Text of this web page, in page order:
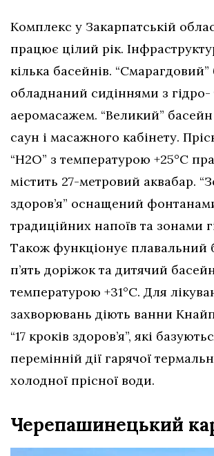
Комплекс у Закарпатській
працює цілий рік.
кілька басейнів.
обладнаний сидіннями з гідро-
аеромасажем. “Великий”
саун і масажного кабінету.
“H2O” з температурою +25°C
містить 27-метровий аквабар.
здоров’я” оснащений
традиційних напоїв та зонами
Також функціонує плавальний
п’ять доріжок та дитячий
температурою +31°C. Для
захворювань діють ванни
“17 кроків здоров’я”, які
перемінній дії гарячої
холодної прісної води.
Черепашинецький